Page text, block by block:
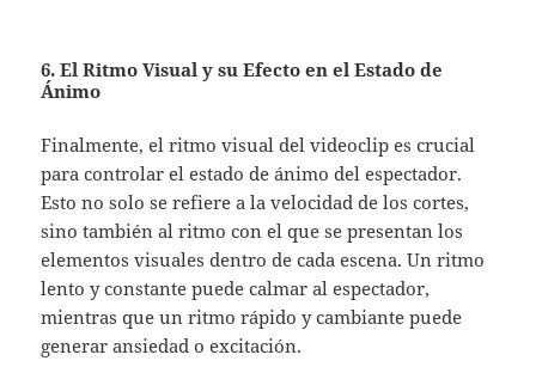
6. El Ritmo Visual y su Efecto en el Estado de
Ánimo
Finalmente, el ritmo visual del videoclip es crucial
para controlar el estado de ánimo del espectador.
Esto no solo se refiere a la velocidad de los cortes,
sino también al ritmo con el que se presentan los
elementos visuales dentro de cada escena. Un ritmo
lento y constante puede calmar al espectador,
mientras que un ritmo rápido y cambiante puede
generar ansiedad o excitación.